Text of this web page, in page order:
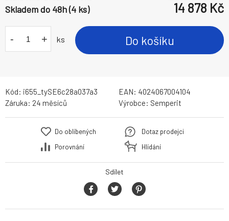
Skladem do 48h (4 ks) 14 878 Kč
- + ks Do košíku
Kód: i655_tySE6c28a037a3 EAN: 4024067004104
Záruka: 24 měsíců Výrobce: Semperit
Do oblíbených
Porovnání
Dotaz prodejci
Hlídání
Sdílet